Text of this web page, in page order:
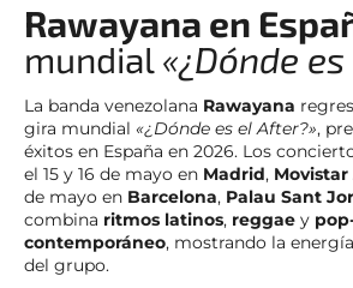
Rawayana en
mundial «¿Dónde
La banda venezolana Rawayana
gira mundial «¿Dónde es el After?»,
éxitos en España en 2026. Los
el 15 y 16 de mayo en Madrid,
de mayo en Barcelona, Palau Sant
combina ritmos latinos, reggae y
contemporáneo, mostrando la
del grupo.